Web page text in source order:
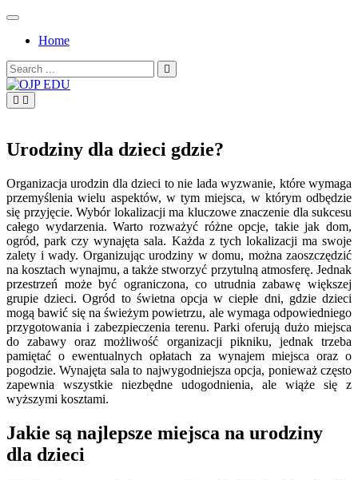
Skip
contentHome
Search
for:
Urodziny dla dzieci gdzie?
Organizacja urodzin dla dzieci to nie lada wyzwanie, które wymaga
przemyślenia wielu aspektów, w tym miejsca, w którym odbędzie
się przyjęcie. Wybór lokalizacji ma kluczowe znaczenie dla sukcesu
całego wydarzenia. Warto rozważyć różne opcje, takie jak dom,
ogród, park czy wynajęta sala. Każda z tych lokalizacji ma swoje
zalety i wady. Organizując urodziny w domu, można zaoszczędzić
na kosztach wynajmu, a także stworzyć przytulną atmosferę. Jednak
przestrzeń może być ograniczona, co utrudnia zabawę większej
grupie dzieci. Ogród to świetna opcja w ciepłe dni, gdzie dzieci
mogą bawić się na świeżym powietrzu, ale wymaga odpowiedniego
przygotowania i zabezpieczenia terenu. Parki oferują dużo miejsca
do zabawy oraz możliwość organizacji pikniku, jednak trzeba
pamiętać o ewentualnych opłatach za wynajem miejsca oraz o
pogodzie. Wynajęta sala to najwygodniejsza opcja, ponieważ często
zapewnia wszystkie niezbędne udogodnienia, ale wiąże się z
wyższymi kosztami.
Jakie są najlepsze miejsca na urodziny
dla dzieci